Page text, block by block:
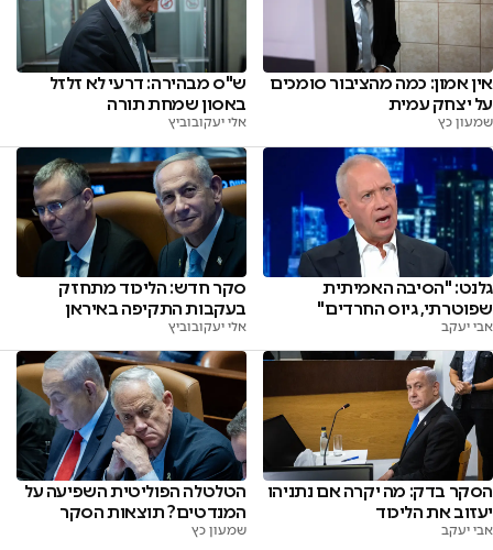
אין אמון: כמה מהציבור סומכים
על יצחק עמית
שמעון כץ
ש"ס מבהירה: דרעי לא זלזל
באסון שמחת תורה
אלי יעקובוביץ
גלנט: "הסיבה האמיתית
שפוטרתי, גיוס החרדים"
אבי יעקב
סקר חדש: הליכוד מתחזק
בעקבות התקיפה באיראן
אלי יעקובוביץ
הסקר בדק: מה יקרה אם נתניהו
יעזוב את הליכוד
אבי יעקב
הטלטלה הפוליטית השפיעה על
המנדטים? תוצאות הסקר
שמעון כץ